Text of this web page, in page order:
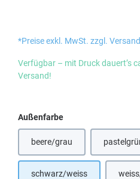
*Preise exkl. MwSt. zzgl.
Verfügbar – mit Druck dauert’s
Versand!
Außenfarbeauswählen
beere/grau(Diese Option ist zurzeit
schwarz/weiss